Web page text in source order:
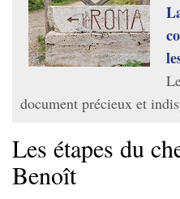
document précieux et
Les étapes du
Benoît